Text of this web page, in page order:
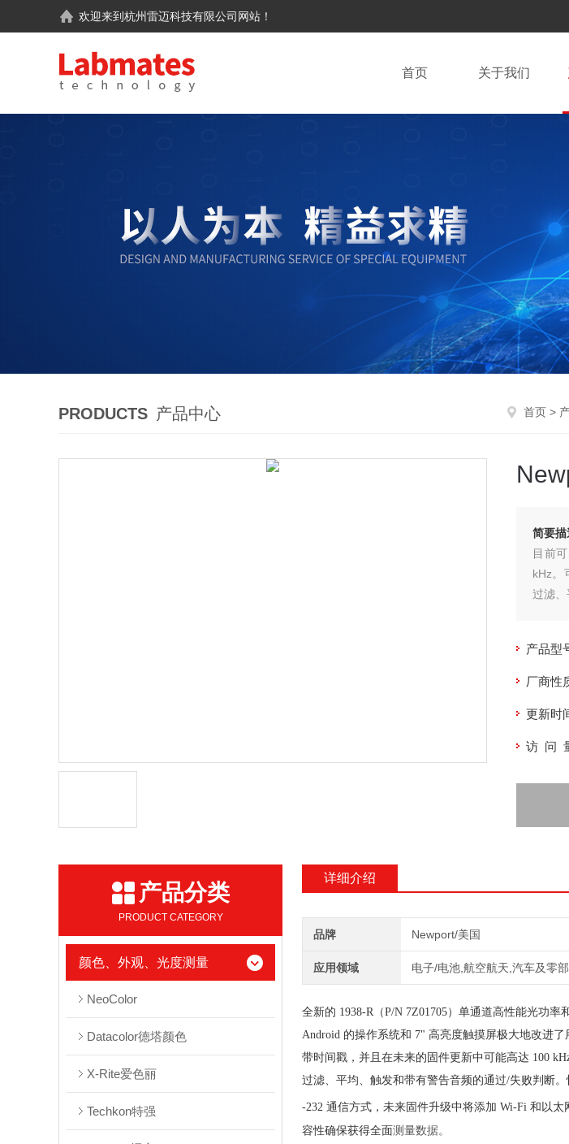
欢迎来到杭州雷迈科技有限公司 网站！
首页 关于我们
PRODUCTS 产品中心 首页 >
简要描
目前
kHz。
过滤
产品型
厂商性
更新时
访 问
产品分类
PRODUCT CATEGORY
颜色、外观、光度测量
NeoColor
Datacolor德塔颜色
X-Rite爱色丽
Techkon特强
详细介绍
品牌 Newport/美国
应用领域 电子/电池,航空航天,汽车及零
全新的 1938-R（P/N 7Z01705）单通道高性能光功
Android 的操作系统和 7" 高亮度触摸屏极大地改进
带时间戳，并且在未来的固件更新中可能高达 100
过滤、平均、触发和带有警告音频的通过/失败判断
-232 通信方式，未来固件升级中将添加 Wi-Fi 和以
容性确保获得全面测量数据。